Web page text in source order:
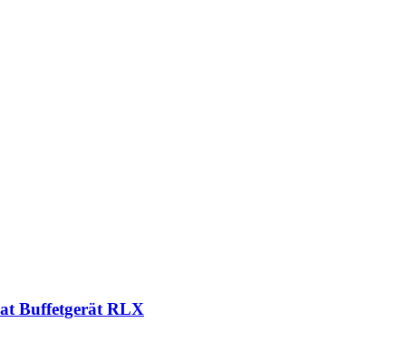
Buffetgerät RLX